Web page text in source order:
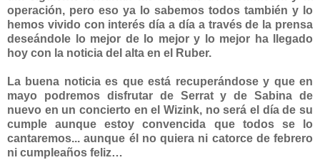
operación, pero eso ya lo sabemos todos también y lo
hemos vivido con interés día a día a través de la prensa
deseándole lo mejor de lo mejor y lo mejor ha llegado
hoy con la noticia del alta en el Ruber.
La buena noticia es que está recuperándose y que en
mayo podremos disfrutar de Serrat y de Sabina de
nuevo en un concierto en el Wizink, no será el día de su
cumple aunque estoy convencida que todos se lo
cantaremos... aunque él no quiera ni catorce de febrero
ni cumpleaños feliz…